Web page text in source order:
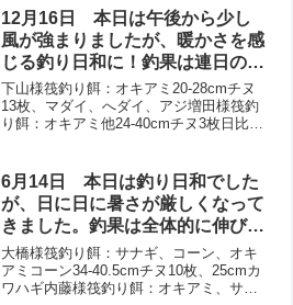
12月16日 本日は午後から少し
風が強まりましたが、暖かさを感
じる釣り日和に！釣果は連日の午
後から伸びる形で、チヌは2桁枚
数＋良型‼︎アジも徐々にサイズが
伸びており、午後からは絶好調な
スカリに入れる際に落水してしま
ったとのお話しで残念でした。
下山様筏釣り餌：オキアミ20-28cmチヌ
13枚、マダイ、へダイ、アジ増田様筏釣
り餌：オキアミ他24-40cmチヌ3枚日比様
キアミ29cmチヌ、マダイ、カワハギ西
様...
6月14日 本日は釣り日和でした
が、日に日に暑さが厳しくなって
きました。釣果は全体的に伸び、
ほとんどの方にお写真撮らせて頂
きました！チヌは2桁枚数含めて
複数組で複数枚ゲット‼︎当たりも
大橋様筏釣り餌：サナギ、コーン、オキ
アミコーン34-40.5cmチヌ10枚、25cmカ
ワハギ内藤様筏釣り餌：オキアミ、サナ